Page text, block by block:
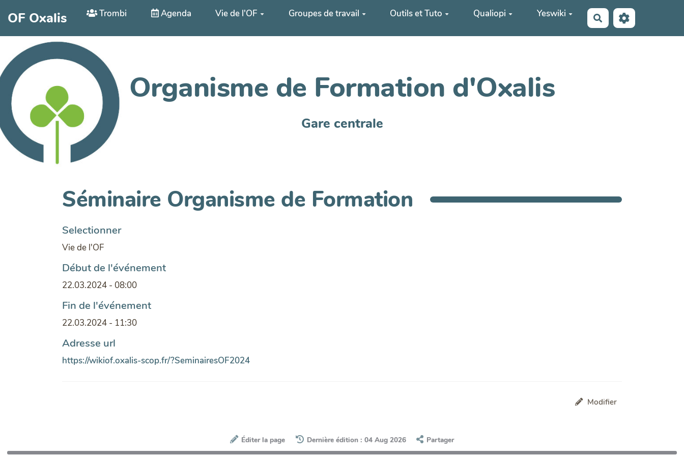
Aller au contenu principal
OF Oxalis Trombi Agenda Vie de l'OF Groupes de travail Outils et Tuto Qualiopi Yeswiki Rechercher
Organisme de Formation d'Oxalis
Gare centrale
Séminaire Organisme de Formation
Selectionner
Vie de l'OF
Début de l'événement
22.03.2024 - 08:00
Fin de l'événement
22.03.2024 - 11:30
Adresse url
https://wikiof.oxalis-scop.fr/?SeminairesOF2024
Modifier
Éditer la page Dernière édition : 04 Aug 2026 Partager